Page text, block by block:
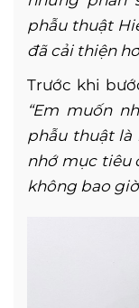
phẫu thuật
đã cải thiện
Trước khi
“Em muốn
phẫu thuật là
nhớ mục tiêu
không bao